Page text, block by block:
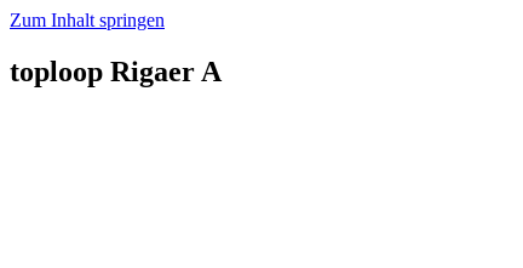
Zum Inhalt springen
toploop Rigaer A